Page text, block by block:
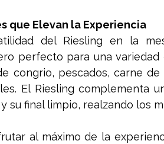
que Elevan la Experiencia
del Riesling en la
perfecto para una
congrio, pescados, carne
El Riesling complementa
su final limpio, realzando los
al máximo de la